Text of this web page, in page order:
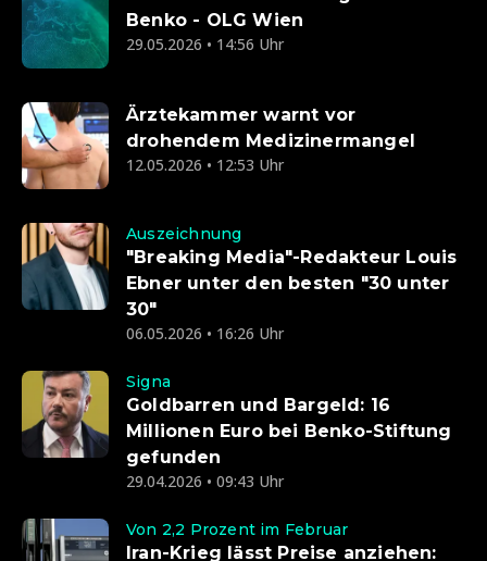
Benko - OLG Wien
29.05.2026 • 14:56 Uhr
Ärztekammer warnt vor
drohendem Medizinermangel
12.05.2026 • 12:53 Uhr
Auszeichnung
"Breaking Media"-Redakteur Louis
Ebner unter den besten "30 unter
30"
06.05.2026 • 16:26 Uhr
Signa
Goldbarren und Bargeld: 16
Millionen Euro bei Benko-Stiftung
gefunden
29.04.2026 • 09:43 Uhr
Von 2,2 Prozent im Februar
Iran-Krieg lässt Preise anziehen: